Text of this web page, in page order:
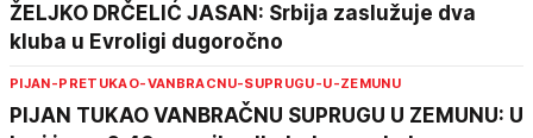
ŽELJKO DRČELIĆ JASAN: Srbija zaslužuje dva
kluba u Evroligi dugoročno
PIJAN-PRETUKAO-VANBRACNU-SUPRUGU-U-ZEMUNU
PIJAN TUKAO VANBRAČNU SUPRUGU U ZEMUNU: U